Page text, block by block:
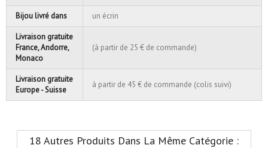
Bijou livré dans un écrin
Livraison gratuite
France, Andorre,
Monaco
(à partir de 25 € de commande)
Livraison gratuite
Europe - Suisse
à partir de 45 € de commande (colis suivi)
18 Autres Produits Dans La Même Catégorie :